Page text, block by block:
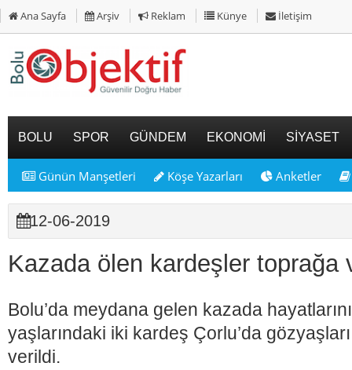
Ana Sayfa Arşiv Reklam Künye İletişim
BOLU SPOR GÜNDEM EKONOMİ SİYASET
Günün Manşetleri Köşe Yazarları Anketler
12-06-2019
Kazada ölen kardeşler toprağa
Bolu’da meydana gelen kazada
yaşlarındaki iki kardeş Çorlu’da
verildi.